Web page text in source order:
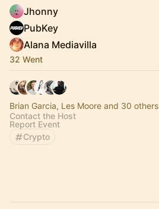
Jhonny
PubKey
Alana Mediavilla
32 Went
Brian Garcia, Les Moore and 30 others
Contact the Host
Report Event
Crypto